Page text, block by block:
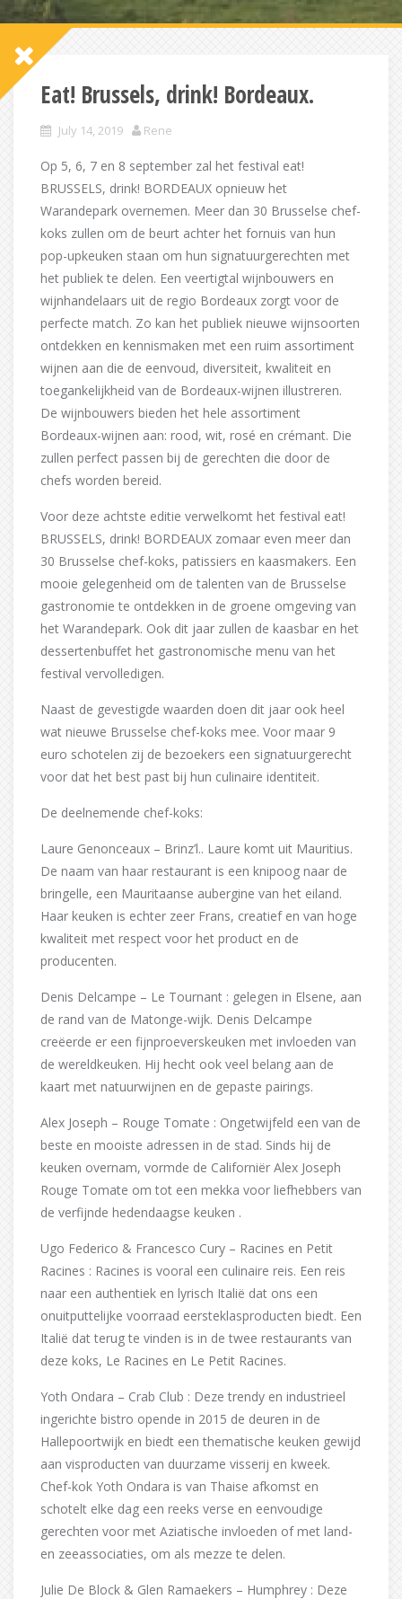
Eat! Brussels, drink! Bordeaux.
July 14, 2019 Rene
Op 5, 6, 7 en 8 september zal het festival eat!
BRUSSELS, drink! BORDEAUX opnieuw het
Warandepark overnemen. Meer dan 30 Brusselse chef-
koks zullen om de beurt achter het fornuis van hun
pop-upkeuken staan om hun signatuurgerechten met
het publiek te delen. Een veertigtal wijnbouwers en
wijnhandelaars uit de regio Bordeaux zorgt voor de
perfecte match. Zo kan het publiek nieuwe wijnsoorten
ontdekken en kennismaken met een ruim assortiment
wijnen aan die de eenvoud, diversiteit, kwaliteit en
toegankelijkheid van de Bordeaux-wijnen illustreren.
De wijnbouwers bieden het hele assortiment
Bordeaux-wijnen aan: rood, wit, rosé en crémant. Die
zullen perfect passen bij de gerechten die door de
chefs worden bereid.
Voor deze achtste editie verwelkomt het festival eat!
BRUSSELS, drink! BORDEAUX zomaar even meer dan
30 Brusselse chef-koks, patissiers en kaasmakers. Een
mooie gelegenheid om de talenten van de Brusselse
gastronomie te ontdekken in de groene omgeving van
het Warandepark. Ook dit jaar zullen de kaasbar en het
dessertenbuffet het gastronomische menu van het
festival vervolledigen.
Naast de gevestigde waarden doen dit jaar ook heel
wat nieuwe Brusselse chef-koks mee. Voor maar 9
euro schotelen zij de bezoekers een signatuurgerecht
voor dat het best past bij hun culinaire identiteit.
De deelnemende chef-koks:
Laure Genonceaux – Brinz’l.. Laure komt uit Mauritius.
De naam van haar restaurant is een knipoog naar de
bringelle, een Mauritaanse aubergine van het eiland.
Haar keuken is echter zeer Frans, creatief en van hoge
kwaliteit met respect voor het product en de
producenten.
Denis Delcampe – Le Tournant : gelegen in Elsene, aan
de rand van de Matonge-wijk. Denis Delcampe
creëerde er een fijnproeverskeuken met invloeden van
de wereldkeuken. Hij hecht ook veel belang aan de
kaart met natuurwijnen en de gepaste pairings.
Alex Joseph – Rouge Tomate : Ongetwijfeld een van de
beste en mooiste adressen in de stad. Sinds hij de
keuken overnam, vormde de Californiër Alex Joseph
Rouge Tomate om tot een mekka voor liefhebbers van
de verfijnde hedendaagse keuken .
Ugo Federico & Francesco Cury – Racines en Petit
Racines : Racines is vooral een culinaire reis. Een reis
naar een authentiek en lyrisch Italië dat ons een
onuitputtelijke voorraad eersteklasproducten biedt. Een
Italië dat terug te vinden is in de twee restaurants van
deze koks, Le Racines en Le Petit Racines.
Yoth Ondara – Crab Club : Deze trendy en industrieel
ingerichte bistro opende in 2015 de deuren in de
Hallepoortwijk en biedt een thematische keuken gewijd
aan visproducten van duurzame visserij en kweek.
Chef-kok Yoth Ondara is van Thaise afkomst en
schotelt elke dag een reeks verse en eenvoudige
gerechten voor met Aziatische invloeden of met land-
en zeeassociaties, om als mezze te delen.
Julie De Block & Glen Ramaekers – Humphrey : Deze